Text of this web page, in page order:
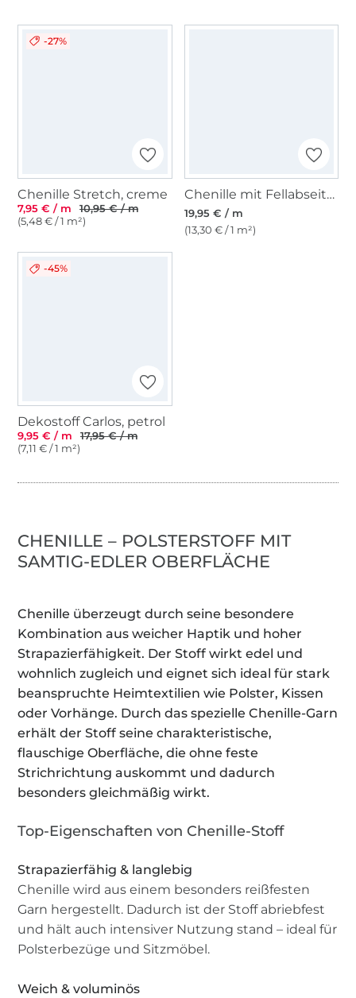
-27%
Chenille Stretch, creme
7,95 € / m
10,95 € / m
(5,48 € / 1 m²)
Chenille mit Fellabseite, hellgrau
19,95 € / m
(13,30 € / 1 m²)
-45%
Dekostoff Carlos, petrol
9,95 € / m
17,95 € / m
(7,11 € / 1 m²)
CHENILLE – POLSTERSTOFF MIT
SAMTIG-EDLER OBERFLÄCHE
Chenille überzeugt durch seine besondere
Kombination aus weicher Haptik und hoher
Strapazierfähigkeit. Der Stoff wirkt edel und
wohnlich zugleich und eignet sich ideal für stark
beanspruchte Heimtextilien wie Polster, Kissen
oder Vorhänge. Durch das spezielle Chenille-Garn
erhält der Stoff seine charakteristische,
flauschige Oberfläche, die ohne feste
Strichrichtung auskommt und dadurch
besonders gleichmäßig wirkt.
Top-Eigenschaften von Chenille-Stoff
Strapazierfähig & langlebig
Chenille wird aus einem besonders reißfesten
Garn hergestellt. Dadurch ist der Stoff abriebfest
und hält auch intensiver Nutzung stand – ideal für
Polsterbezüge und Sitzmöbel.
Weich & voluminös